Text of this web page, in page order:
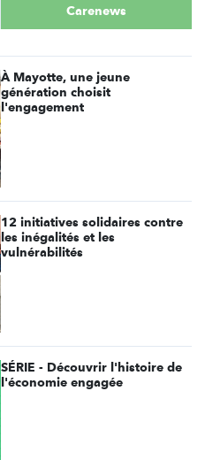
Carenews
À Mayotte, une jeune
génération choisit
l'engagement
12 initiatives solidaires contre
les inégalités et les
vulnérabilités
SÉRIE - Découvrir l'histoire de
l'économie engagée